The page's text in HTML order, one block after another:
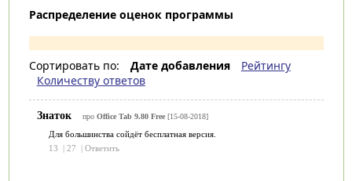
Распределение оценок программы
Сортировать по: Дате добавления
Рейтингу
Количеству ответов
Знаток про Office Tab 9.80 Free[15-08-2018]
Для большинства сойдёт бесплатная версия.
13
| 27 | Ответить